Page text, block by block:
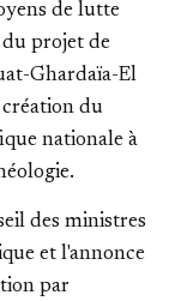
de lutte
projet de
Ghardaïa-El
du
nationale à
des ministres
et l'annonce
par